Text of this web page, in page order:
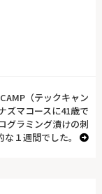
（テックキャン
ズマコースに41歳で
グラミング漬けの刺
な１週間でした。